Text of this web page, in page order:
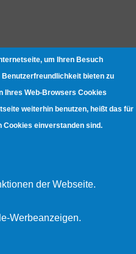
um Ihren Besuch
bieten zu
Ihres Web-Browsers Cookies
weiterhin benutzen, heißt das für
Cookies einverstanden sind.
der Webseite.
Werbeanzeigen.